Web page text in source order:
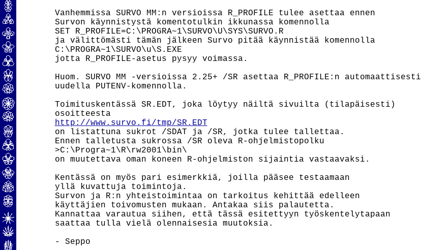
Vanhemmissa SURVO MM:n versioissa R_PROFILE tulee asettaa ennen
Survon käynnistystä komentotulkin ikkunassa komennolla
SET R_PROFILE=C:\PROGRA~1\SURVO\U\SYS\SURVO.R
ja välittömästi tämän jälkeen Survo pitää käynnistää komennolla
C:\PROGRA~1\SURVO\u\S.EXE
jotta R_PROFILE-asetus pysyy voimassa.
Huom. SURVO MM -versioissa 2.25+ /SR asettaa R_PROFILE:n automaattisesti
uudella PUTENV-komennolla.
Toimituskentässä SR.EDT, joka löytyy näiltä sivuilta (tilapäisesti)
http://www.survo.fi/tmp/SR.EDT
on listattuna sukrot /SDAT ja /SR, jotka tulee tallettaa.
Ennen talletusta sukrossa /SR oleva R-ohjelmistopolku
>C:\Progra~1\R\rw2001\bin\
on muutettava oman koneen R-ohjelmiston sijaintia vastaavaksi.
Kentässä on myös pari esimerkkiä, joilla pääsee testaamaan
yllä kuvattuja toimintoja.
Survon ja R:n yhteistoimintaa on tarkoitus kehittää edelleen
käyttäjien toivomusten mukaan. Antakaa siis palautetta.
Kannattaa varautua siihen, että tässä esitettyyn työskentelytapaan
saattaa tulla vielä olennaisesia muutoksia.